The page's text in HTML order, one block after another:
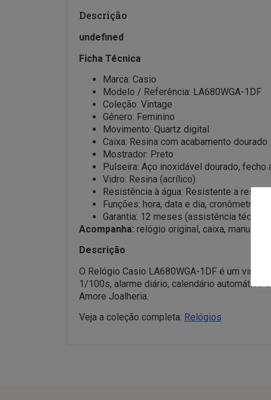
Descrição
undefined
Ficha Técnica
Marca: Casio
Modelo / Referência: LA680WGA-1DF
Coleção: Vintage
Gênero: Feminino
Movimento: Quartz digital
Caixa: Resina com acabamento dourado
Mostrador: Preto
Pulseira: Aço inoxidável dourado, fecho
Vidro: Resina (acrílico)
Resistência à água: Resistente a
Funções: hora, data e dia, cronômetro
Garantia: 12 meses (assistência técnica
Acompanha: relógio original, caixa, manual,
Descrição
O Relógio Casio LA680WGA-1DF é um
1/100s, alarme diário, calendário automático
Amore Joalheria.
Veja a coleção completa: Relógios